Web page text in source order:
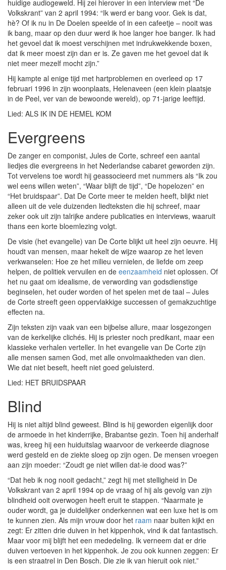
huidige audiogeweld. Hij zei hierover in een interview met “De
Volkskrant” van 2 april 1994: “Ik werd er bang voor. Gek is dat,
hè? Of ik nu in De Doelen speelde of in een cafeetje – nooit was
ik bang, maar op den duur werd ik hoe langer hoe banger. Ik had
het gevoel dat ik moest verschijnen met indrukwekkende boxen,
dat ik meer moest zijn dan er is. Ze gaven me het gevoel dat ik
niet meer mezelf mocht zijn.”
Hij kampte al enige tijd met hartproblemen en overleed op 17
februari 1996 in zijn woonplaats, Helenaveen (een klein plaatsje
in de Peel, ver van de bewoonde wereld), op 71-jarige leeftijd.
Lied: ALS IK IN DE HEMEL KOM
Evergreens
De zanger en componist, Jules de Corte, schreef een aantal
liedjes die evergreens in het Nederlandse cabaret geworden zijn.
Tot vervelens toe wordt hij geassocieerd met nummers als “Ik zou
wel eens willen weten”, “Waar blijft de tijd”, “De hopelozen” en
“Het bruidspaar”. Dat De Corte meer te melden heeft, blijkt niet
alleen uit de vele duizenden liedteksten die hij schreef, maar
zeker ook uit zijn talrijke andere publicaties en interviews, waaruit
thans een korte bloemlezing volgt.
De visie (het evangelie) van De Corte blijkt uit heel zijn oeuvre. Hij
houdt van mensen, maar hekelt de wijze waarop ze het leven
verkwanselen: Hoe ze het milieu vernielen, de liefde om zeep
helpen, de politiek vervuilen en de eenzaamheid niet oplossen. Of
het nu gaat om idealisme, de verwording van godsdienstige
beginselen, het ouder worden of het spelen met de taal – Jules
de Corte streeft geen oppervlakkige successen of gemakzuchtige
effecten na.
Zijn teksten zijn vaak van een bijbelse allure, maar losgezongen
van de kerkelijke clichés. Hij is priester noch predikant, maar een
klassieke verhalen verteller. In het evangelie van De Corte zijn
alle mensen samen God, met alle onvolmaaktheden van dien.
Wie dat niet beseft, heeft niet goed geluisterd.
Lied: HET BRUIDSPAAR
Blind
Hij is niet altijd blind geweest. Blind is hij geworden eigenlijk door
de armoede in het kinderrijke, Brabantse gezin. Toen hij anderhalf
was, kreeg hij een huiduitslag waarvoor de verkeerde diagnose
werd gesteld en de ziekte sloeg op zijn ogen. De mensen vroegen
aan zijn moeder: “Zoudt ge niet willen dat-ie dood was?”
“Dat heb ik nog nooit gedacht,” zegt hij met stelligheid in De
Volkskrant van 2 april 1994 op de vraag of hij als gevolg van zijn
blindheid ooit overwogen heeft eruit te stappen. “Naarmate je
ouder wordt, ga je duidelijker onderkennen wat een luxe het is om
te kunnen zien. Als mijn vrouw door het raam naar buiten kijkt en
zegt: Er zitten drie duiven in het kippenhok, vind ik dat fantastisch.
Maar voor mij blijft het een mededeling. Ik verneem dat er drie
duiven vertoeven in het kippenhok. Je zou ook kunnen zeggen: Er
is een straatrel in Den Bosch. Die zie ik van hieruit ook niet.”